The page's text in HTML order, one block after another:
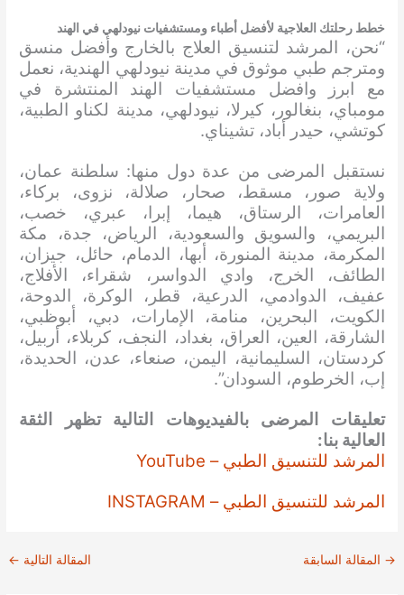
خطط رحلتك العلاجية لأفضل أطباء ومستشفيات نيودلهي في الهند
“نحن، المرشد لتنسيق العلاج بالخارج وأفضل منسق
ومترجم طبي موثوق في مدينة نيودلهي الهندية، نعمل
مع ابرز وافضل مستشفيات الهند المنتشرة في
مومباي، بنغالور، كيرلا، نيودلهي، مدينة لكناو الطبية،
كوتشي، حيدر أباد، تشيناي.
نستقبل المرضى من عدة دول منها: سلطنة عمان،
ولاية صور، مسقط، صحار، صلالة، نزوى، بركاء،
العامرات، الرستاق، هيما، إبرا، عبري، خصب،
البريمي، والسويق والسعودية، الرياض، جدة، مكة
المكرمة، مدينة المنورة، أبها، الدمام، حائل، جيزان،
الطائف، الخرج، وادي الدواسر، شقراء، الأفلاج،
عفيف، الدوادمي، الدرعية، قطر، الوكرة، الدوحة،
الكويت، البحرين، منامة، الإمارات، دبي، أبوظبي،
الشارقة، العين، العراق، بغداد، النجف، كربلاء، أربيل،
كردستان، السليمانية، اليمن، صنعاء، عدن، الحديدة،
إب، الخرطوم، السودان”.
تعليقات المرضى بالفيديوهات التالية تظهر الثقة
العالية بنا:
المرشد للتنسيق الطبي – YouTube
المرشد للتنسيق الطبي – INSTAGRAM
→ المقالة السابقة المقالة التالية ←